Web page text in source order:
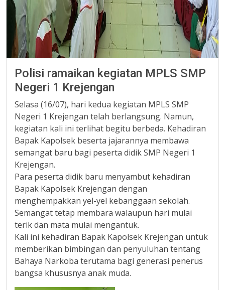
Polisi ramaikan kegiatan MPLS SMP
Negeri 1 Krejengan
Selasa (16/07), hari kedua kegiatan MPLS SMP
Negeri 1 Krejengan telah berlangsung. Namun,
kegiatan kali ini terlihat begitu berbeda. Kehadiran
Bapak Kapolsek beserta jajarannya membawa
semangat baru bagi peserta didik SMP Negeri 1
Krejengan.
Para peserta didik baru menyambut kehadiran
Bapak Kapolsek Krejengan dengan
menghempakkan yel-yel kebanggaan sekolah.
Semangat tetap membara walaupun hari mulai
terik dan mata mulai mengantuk.
Kali ini kehadiran Bapak Kapolsek Krejengan untuk
memberikan bimbingan dan penyuluhan tentang
Bahaya Narkoba terutama bagi generasi penerus
bangsa khususnya anak muda.